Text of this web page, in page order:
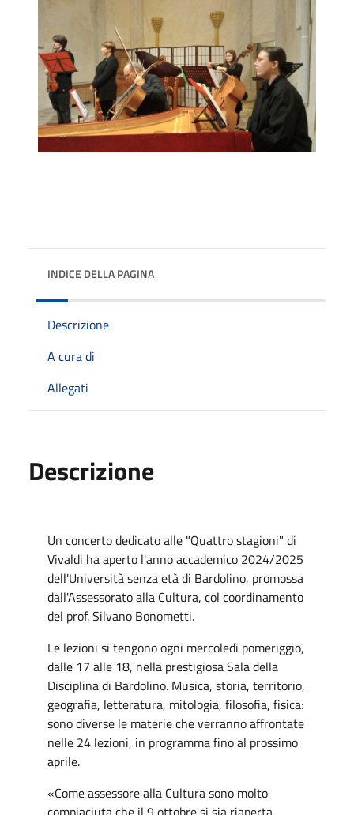
INDICE DELLA PAGINA
Descrizione
A cura di
Allegati
Descrizione
Un concerto dedicato alle "Quattro stagioni" di
Vivaldi ha aperto l'anno accademico 2024/2025
dell'Università senza età di Bardolino, promossa
dall'Assessorato alla Cultura, col coordinamento
del prof. Silvano Bonometti.
Le lezioni si tengono ogni mercoledì pomeriggio,
dalle 17 alle 18, nella prestigiosa Sala della
Disciplina di Bardolino. Musica, storia, territorio,
geografia, letteratura, mitologia, filosofia, fisica:
sono diverse le materie che verranno affrontate
nelle 24 lezioni, in programma fino al prossimo
aprile.
«Come assessore alla Cultura sono molto